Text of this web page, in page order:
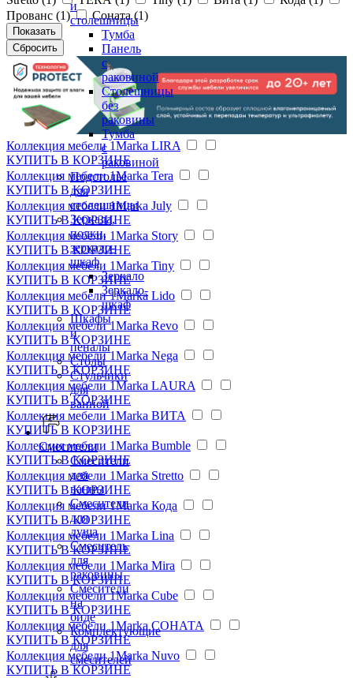
и
столешницы
Тумба
Панель
с
раковиной
Столешницы
без
раковины
Тумба
с
раковиной
Подстолье
для
столешницы
Зеркала,
полки,
зеркало-
шкаф
Зеркало
Зеркало-
шкаф
Шкафы
и
пеналы
Столы
Стульчики
для
ванной
Смесители
Смесители
для
ванны
Смесители
для
душа
Смеситель
для
раковины
Смесители
на
биде
Комплектующие
для
смесителей
Прованс (1) Соната (1)
Коллекция мебели 1Marka LIRA
КУПИТЬ В КОРЗИНЕ
Коллекция мебели 1Marka Tera
КУПИТЬ В КОРЗИНЕ
Коллекция мебели 1Marka July
КУПИТЬ В КОРЗИНЕ
Коллекция мебели 1Marka Story
КУПИТЬ В КОРЗИНЕ
Коллекция мебели 1Marka Tiny
КУПИТЬ В КОРЗИНЕ
Коллекция мебели 1Marka Lido
КУПИТЬ В КОРЗИНЕ
Коллекция мебели 1Marka Revo
КУПИТЬ В КОРЗИНЕ
Коллекция мебели 1Marka Nega
КУПИТЬ В КОРЗИНЕ
Коллекция мебели 1Marka LAURA
КУПИТЬ В КОРЗИНЕ
Коллекция мебели 1Marka ВИТА
КУПИТЬ В КОРЗИНЕ
Коллекция мебели 1Marka Bumble
КУПИТЬ В КОРЗИНЕ
Коллекция мебели 1Marka Stretto
КУПИТЬ В КОРЗИНЕ
Коллекция мебели 1Marka Кода
КУПИТЬ В КОРЗИНЕ
Коллекция мебели 1Marka Lina
КУПИТЬ В КОРЗИНЕ
Коллекция мебели 1Marka Mira
КУПИТЬ В КОРЗИНЕ
Коллекция мебели 1Marka Cube
КУПИТЬ В КОРЗИНЕ
Коллекция мебели 1Marka СОНАТА
КУПИТЬ В КОРЗИНЕ
Коллекция мебели 1Marka Nuvo
КУПИТЬ В КОРЗИНЕ